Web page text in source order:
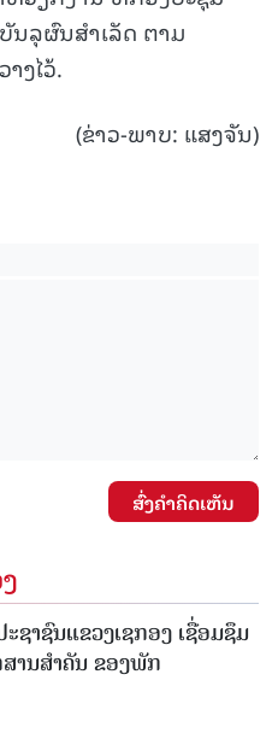
ນລຸຜົນສໍາເລັດ ຕາມ
ງໄວ້.
(ຂ່າວ-ພາບ: ແສງຈັນ)
ສົ່ງຄໍາຄິດເຫັນ
ຊາຊົນແຂວງເຊກອງ ເຊື່ອມຊຶມ
ສານສໍາຄັນ ຂອງພັກ